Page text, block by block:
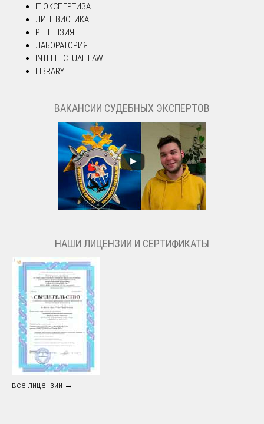
IT ЭКСПЕРТИЗА
ЛИНГВИСТИКА
РЕЦЕНЗИЯ
ЛАБОРАТОРИЯ
INTELLECTUAL LAW
LIBRARY
ВАКАНСИИ СУДЕБНЫХ ЭКСПЕРТОВ
НАШИ ЛИЦЕНЗИИ И СЕРТИФИКАТЫ
все лицензии →